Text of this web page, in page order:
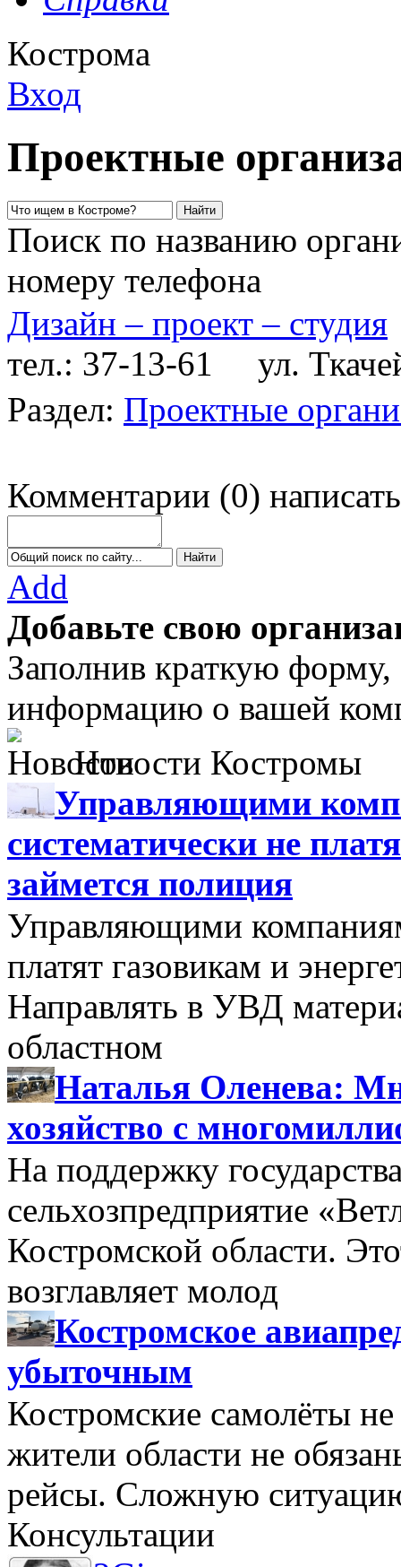
Кострома
Вход
Проектные
Поиск по названию
номеру телефона
Дизайн – проект – студия
тел.: 37-13-61
ул.
Раздел: Проектные
Комментарии (0) написать
Add
Добавьте свою
Заполнив краткую
информацию о вашей
Новости Костромы
Управляющими
систематически не
займется полиция
Управляющими
платят газовикам и
Направлять в УВД
областном
Наталья Оленева:
хозяйство с
На поддержку
сельхозпредприятие
Костромской области.
возглавляет молод
Костромское
убыточным
Костромские самолёты
жители области не
рейсы. Сложную
Консультации